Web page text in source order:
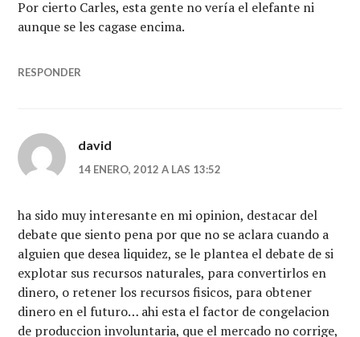
Por cierto Carles, esta gente no vería el elefante ni
aunque se les cagase encima.
RESPONDER
david
14 ENERO, 2012 A LAS 13:52
ha sido muy interesante en mi opinion, destacar del
debate que siento pena por que no se aclara cuando a
alguien que desea liquidez, se le plantea el debate de si
explotar sus recursos naturales, para convertirlos en
dinero, o retener los recursos fisicos, para obtener
dinero en el futuro… ahi esta el factor de congelacion
de produccion involuntaria, que el mercado no corrige,